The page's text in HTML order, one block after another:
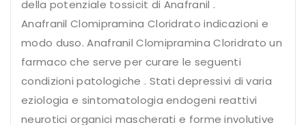
della potenziale tossicit di Anafranil .
Anafranil Clomipramina Cloridrato indicazioni e
modo duso. Anafranil Clomipramina Cloridrato un
farmaco che serve per curare le seguenti
condizioni patologiche . Stati depressivi di varia
eziologia e sintomatologia endogeni reattivi
neurotici organici mascherati e forme involutive